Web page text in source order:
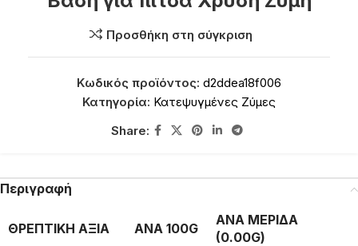
Προσθήκη στη σύγκριση
Κωδικός προϊόντος: d2ddea18f006
Κατηγορία: Κατεψυγμένες Ζύμες
Share:
Περιγραφή
ΘΡΕΠΤΙΚΗ ΑΞΙΑ ΑΝΑ 100G
ΑΝΑ ΜΕΡΙΔΑ
(0.00G)